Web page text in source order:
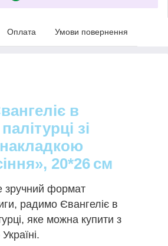
Оплата Умови повернення
в
зі
20*26 см
зручний формат
радимо Євангеліє в
яке можна купити з